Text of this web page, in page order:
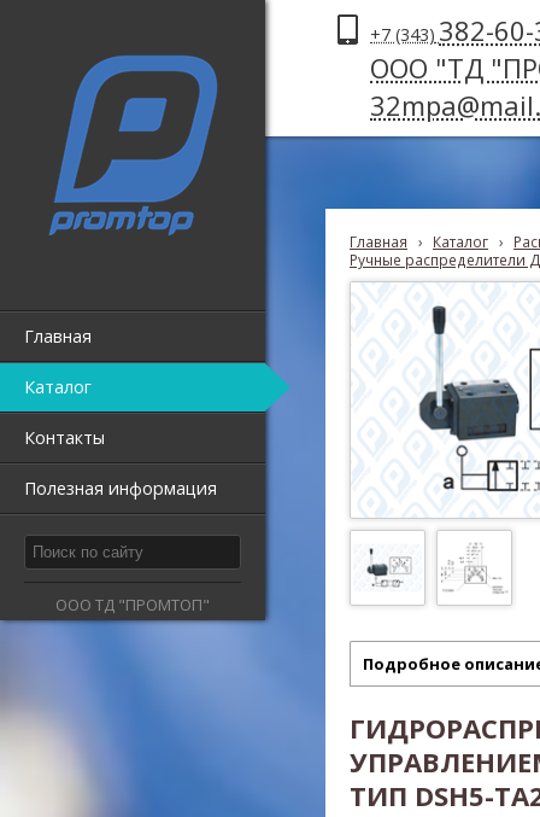
Главная
Каталог
Контакты
Полезная информация
ООО ТД "ПРОМТОП"
+7 (343) 382-
ООО "ТД
Главная › Каталог ›
Ручные распределители
Подробное
ТИП DSH5-